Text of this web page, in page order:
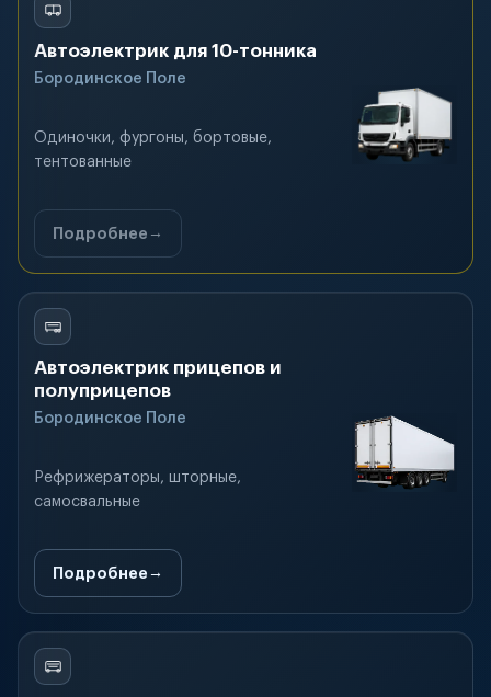
Автоэлектрик для 10-тонника
Бородинское Поле
Одиночки, фургоны, бортовые,
тентованные
Подробнее
Автоэлектрик прицепов и
полуприцепов
Бородинское Поле
Рефрижераторы, шторные,
самосвальные
Подробнее